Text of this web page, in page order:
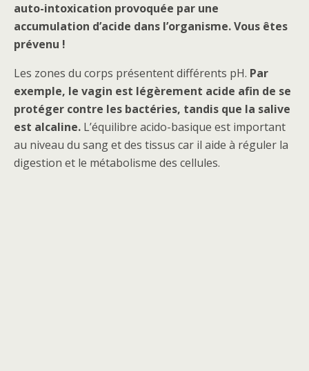
auto-intoxication provoquée par une
accumulation d’acide dans l’organisme. Vous êtes
prévenu !
Les zones du corps présentent différents pH. Par
exemple, le vagin est légèrement acide afin de se
protéger contre les bactéries, tandis que la salive
est alcaline. L’équilibre acido-basique est important
au niveau du sang et des tissus car il aide à réguler la
digestion et le métabolisme des cellules.